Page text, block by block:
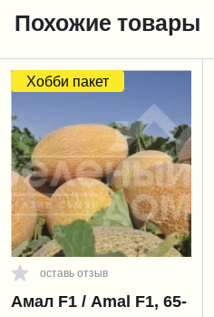
Похожие товары
Хобби пакет
оставь отзыв
Амал F1 / Amal F1, 65-